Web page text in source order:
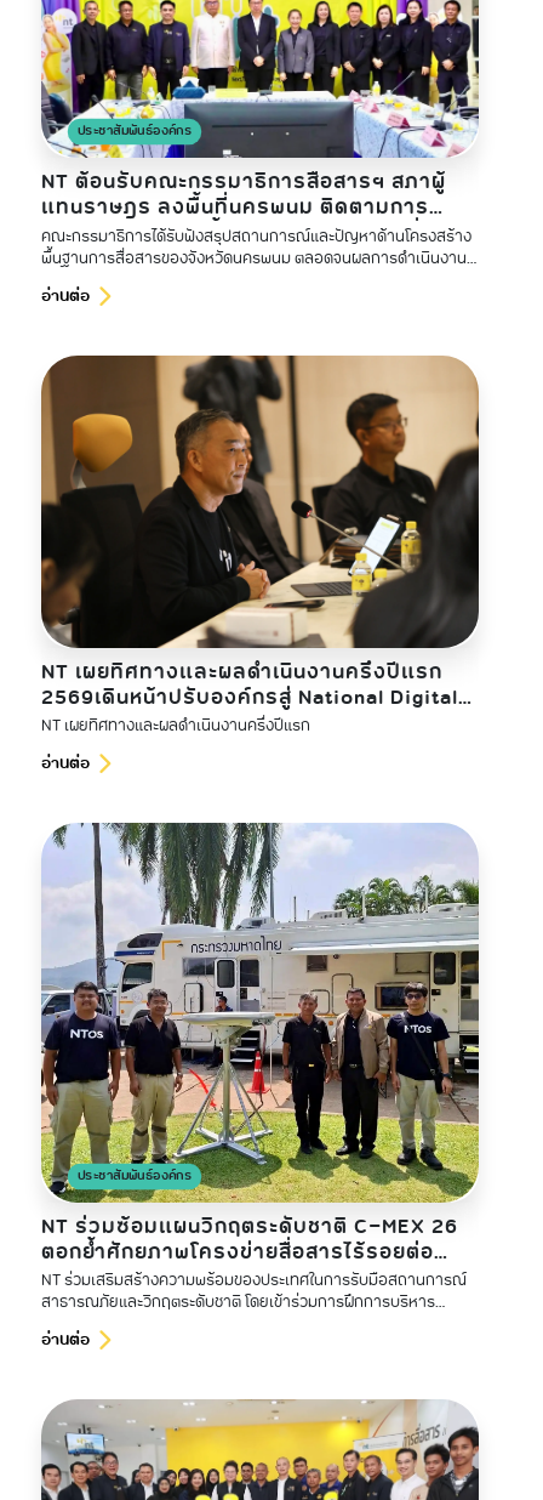
ประชาสัมพันธ์องค์กร
NT ต้อนรับคณะกรรมาธิการสื่อสารฯ สภาผู้
แทนราษฎร ลงพื้นที่นครพนม ติดตามการ
พัฒนาโครงสร้างพื้นฐานดิจิทัลและการสื่อสาร
ชายแดน
คณะกรรมาธิการได้รับฟังสรุปสถานการณ์และปัญหาด้านโครงสร้าง
พื้นฐานการสื่อสารของจังหวัดนครพนม ตลอดจนผลการดำเนินงาน
จำกัด (มหาชน) (NT)
อ่านต่อ
NT เผยทิศทางและผลดำเนินงานครึ่งปีแรก
2569เดินหน้าปรับองค์กรสู่ National Digital
Infrastructure
NT เผยทิศทางและผลดำเนินงานครึ่งปีแรก
อ่านต่อ
ประชาสัมพันธ์องค์กร
NT ร่วมซ้อมแผนวิกฤตระดับชาติ C-MEX 26
ตอกย้ำศักยภาพโครงข่ายสื่อสารไร้รอยต่อ
พร้อมสนับสนุนรัฐบาลรับมือภัยพิบัติทุก
สถานการณ์
NT ร่วมเสริมสร้างความพร้อมของประเทศในการรับมือสถานการณ์
สาธารณภัยและวิกฤตระดับชาติ โดยเข้าร่วมการฝึกการบริหาร
วิกฤตการณ์ระดับชาติด้านสาธารณภัย ประจำปี พ.ศ. 2569
อ่านต่อ